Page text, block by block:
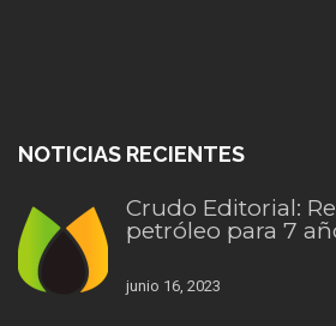
NOTICIAS RECIENTES
Crudo Editorial:
petróleo para 7
junio 16, 2023